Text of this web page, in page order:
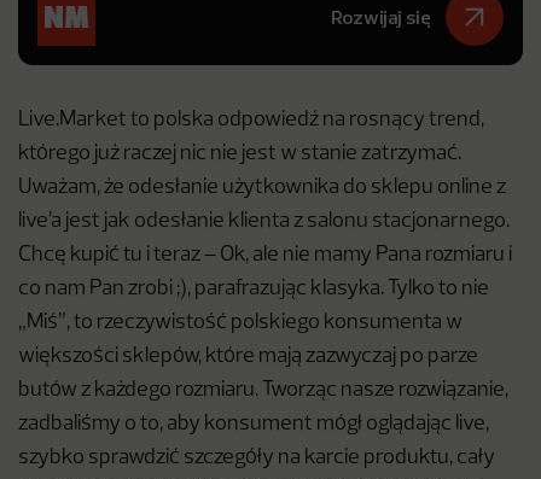
Rozwijaj się
Live.Market to polska odpowiedź na rosnący trend,
którego już raczej nic nie jest w stanie zatrzymać.
Uważam, że odesłanie użytkownika do sklepu online z
live’a jest jak odesłanie klienta z salonu stacjonarnego.
Chcę kupić tu i teraz – Ok, ale nie mamy Pana rozmiaru i
co nam Pan zrobi ;), parafrazując klasyka. Tylko to nie
„Miś”, to rzeczywistość polskiego konsumenta w
większości sklepów, które mają zazwyczaj po parze
butów z każdego rozmiaru. Tworząc nasze rozwiązanie,
zadbaliśmy o to, aby konsument mógł oglądając live,
szybko sprawdzić szczegóły na karcie produktu, cały